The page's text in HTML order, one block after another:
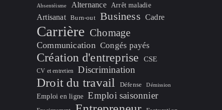
Absentéisme Alternance Arrêt maladie
Artisanat Burn-out Business Cadre
Carrière Chomage
Communication Congés payés
Création d'entreprise CSE
CV et entretien Discrimination
Droit du travail Défense Démission
Emploi en ligne Emploi saisonnier